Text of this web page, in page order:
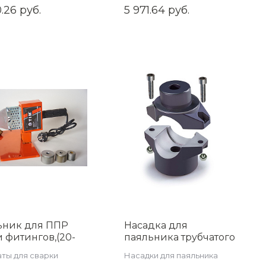
руб.
насосы
5 971.64 руб.
для ППР
фитингов,(20-
для сварки
Насадка для
паяльника трубчатого
WM-H32
Насадки для паяльника